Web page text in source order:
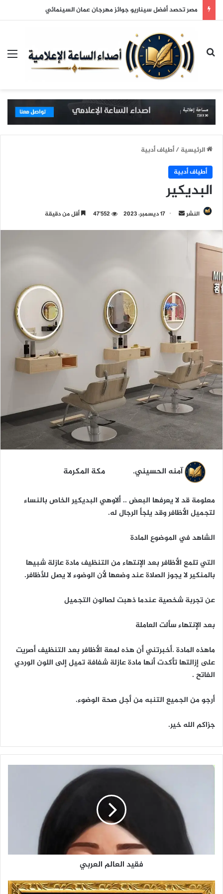
مصر تحصد أفضل سيناريو جوائز مهرجان عمان السينمائي
بحث عن
الرئيسية/أطياف أدبية
أطياف أدبية
البديكير
النشر
د
ا
إ
ل
ك
ر
و
ن
ي
ا
17 ديسمبر، 2023 47٬552 أقل من دقيقة
آمنه الحسيني. مكة المكرمة
معلومة قد لا يعرفها البعض .. ألاوهي البديكير الخاص بالنساء
لتجميل الأظافر وقد يلجأ الرجال له.
الشاهد في الموضوع المادة
التي تلمع الأظافر بعد الإنتهاء من التنظيف مادة عازلة شبيها
بالمنكير لا يجوز الصلاة عند وضعها لأن الوضوء لا يصل للأظافر.
عن تجربة شخصية عندما ذهبت لصالون التجميل
بعد الإنتهاء سألت العاملة
ماهذه المادة .أخبرتني أن هذه لمعة الأظافر بعد التنظيف أصريت
على إزالتها تأكدت أنها مادة عازلة شفافة تميل إلى اللون الوردي
الفاتح .
أرجو من الجميع التنبه من أجل صحة الوضوء.
جزاكم الله خير.
ف
ل
ل
فقيد العالم العربي
ح